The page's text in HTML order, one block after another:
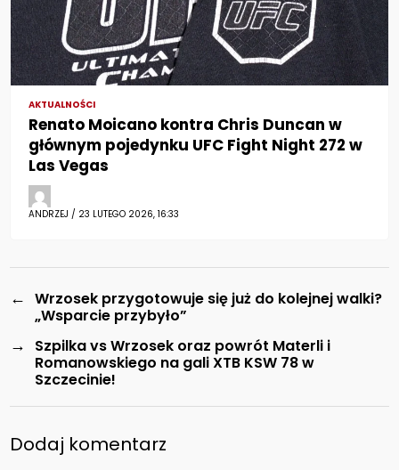
AKTUALNOŚCI
Renato Moicano kontra Chris Duncan w
głównym pojedynku UFC Fight Night 272 w
Las Vegas
ANDRZEJ / 23 LUTEGO 2026, 16:33
← Wrzosek przygotowuje się już do kolejnej walki?
„Wsparcie przybyło”
→
Szpilka vs Wrzosek oraz powrót Materli i
Romanowskiego na gali XTB KSW 78 w
Szczecinie!
Dodaj komentarz